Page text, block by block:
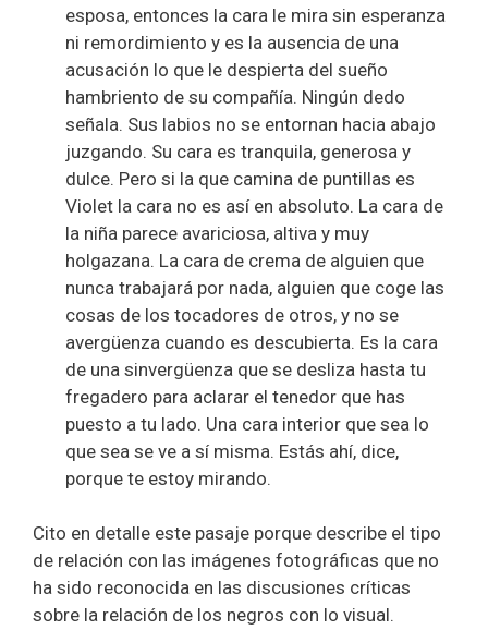
esposa, entonces la cara le mira sin esperanza
ni remordimiento y es la ausencia de una
acusación lo que le despierta del sueño
hambriento de su compañía. Ningún dedo
señala. Sus labios no se entornan hacia abajo
juzgando. Su cara es tranquila, generosa y
dulce. Pero si la que camina de puntillas es
Violet la cara no es así en absoluto. La cara de
la niña parece avariciosa, altiva y muy
holgazana. La cara de crema de alguien que
nunca trabajará por nada, alguien que coge las
cosas de los tocadores de otros, y no se
avergüenza cuando es descubierta. Es la cara
de una sinvergüenza que se desliza hasta tu
fregadero para aclarar el tenedor que has
puesto a tu lado. Una cara interior que sea lo
que sea se ve a sí misma. Estás ahí, dice,
porque te estoy mirando.
Cito en detalle este pasaje porque describe el tipo
de relación con las imágenes fotográficas que no
ha sido reconocida en las discusiones críticas
sobre la relación de los negros con lo visual.